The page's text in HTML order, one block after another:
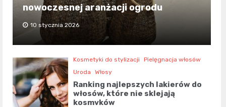
nowoczesnej aranżacji ogrodu
10 stycznia 2026
Kosmetyki do stylizacji
Pielęgnacja włosów
Uroda
Włosy
Ranking najlepszych lakierów do
włosów, które nie sklejają
kosmyków